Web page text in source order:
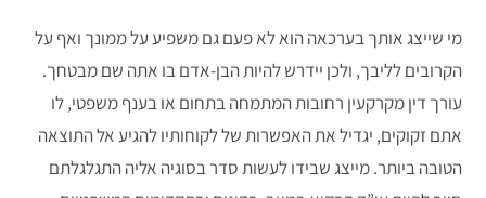
מי שייצג אותך בערכאה הוא לא פעם גם משפיע על ממונך ואף על
הקרובים לליבך, ולכן יידרש להיות הבן-אדם בו אתה שם מבטחך.
עורך דין מקרקעין רחובות המתמחה בתחום או בענף משפטי, לו
אתם זקוקים, יגדיל את האפשרות של לקוחותיו להגיע אל התוצאה
הטובה ביותר. מייצג שבידו לעשות סדר בסוגיה אליה התגלגלתם